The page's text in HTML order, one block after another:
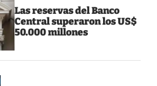
Las reservas del Banco
Central superaron los US$
50.000 millones